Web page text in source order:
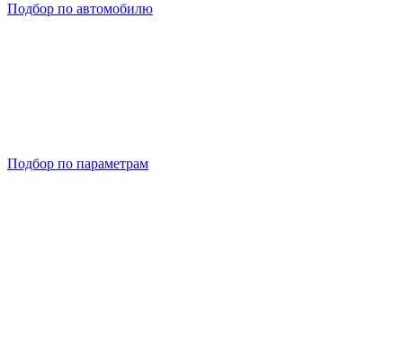
Подбор по автомобилю
Подбор по параметрам